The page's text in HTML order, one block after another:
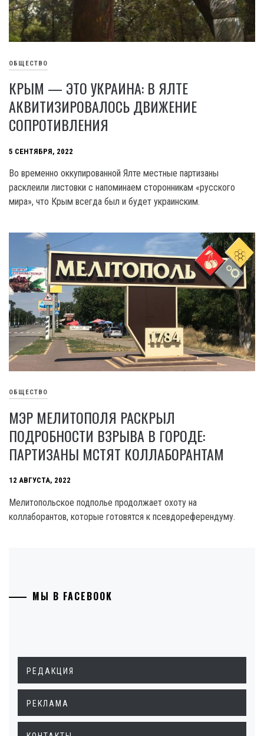
ОБЩЕСТВО
КРЫМ — ЭТО УКРАИНА: В ЯЛТЕ
АКВИТИЗИРОВАЛОСЬ ДВИЖЕНИЕ
СОПРОТИВЛЕНИЯ
5 СЕНТЯБРЯ, 2022
Во временно оккупированной Ялте местные партизаны
расклеили листовки с напоминаем сторонникам «русского
мира», что Крым всегда был и будет украинским.
ОБЩЕСТВО
МЭР МЕЛИТОПОЛЯ РАСКРЫЛ
ПОДРОБНОСТИ ВЗРЫВА В ГОРОДЕ:
ПАРТИЗАНЫ МСТЯТ КОЛЛАБОРАНТАМ
12 АВГУСТА, 2022
Мелитопольское подполье продолжает охоту на
коллаборантов, которые готовятся к псевдореферендуму.
МЫ В FACEBOOK
РЕДАКЦИЯ
РЕКЛАМА